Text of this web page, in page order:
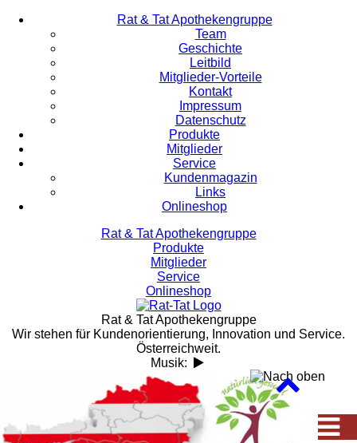
Rat & Tat Apothekengruppe
Team
Geschichte
Leitbild
Mitglieder-Vorteile
Kontakt
Impressum
Datenschutz
Produkte
Mitglieder
Service
Kundenmagazin
Links
Onlineshop
Rat & Tat Apothekengruppe
Produkte
Mitglieder
Service
Onlineshop
Rat & Tat Apothekengruppe
Wir stehen für Kundenorientierung, Innovation und Service.
Österreichweit.
Musik: